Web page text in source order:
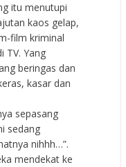
itu menutupi
kaos gelap,
film kriminal
TV. Yang
beringas dan
kasar dan
sepasang
sedang
nihhh…”.
mendekat ke